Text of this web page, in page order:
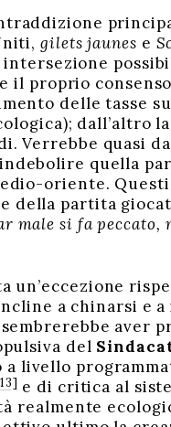
gilets jaunes e
intersezione
proprio
delle tasse
dall’altro
Verrebbe quasi
quella
oriente.
della partita
male si fa peccato,
un’eccezione
a chinarsi e
aver
del
livello
e di critica al
realmente